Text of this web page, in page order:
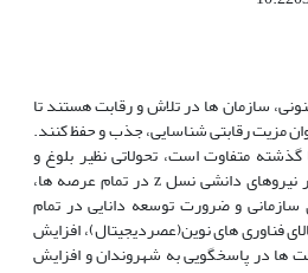
سازمان ها در تلاش و رقابت هستند تا
مزیت رقابتی شناسایی، جذب و حفظ کنند.
گذشته متفاوت است، تحولاتی نظیر بلوغ و
توسعه یافتگی کارکنان و ظهور نیروهای دانشی نسل z در تمام عرصه ها،
و ضرورت توسعه دانایی در تمام
فناوری های نوین(عصردیجیتال)، افزایش
ها در پاسخگویی به شهروندان و افزایش